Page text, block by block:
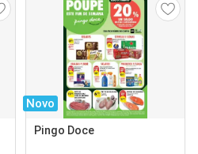
Novo
Pingo Doce